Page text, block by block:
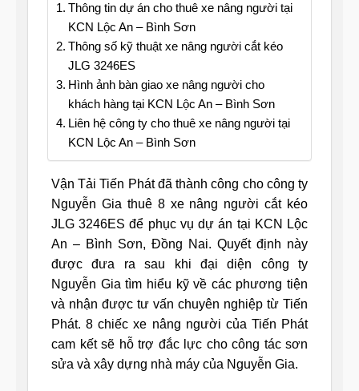
Thông tin dự án cho thuê xe nâng người tại
KCN Lộc An – Bình Sơn
Thông số kỹ thuật xe nâng người cắt kéo
JLG 3246ES
Hình ảnh bàn giao xe nâng người cho
khách hàng tại KCN Lộc An – Bình Sơn
Liên hệ công ty cho thuê xe nâng người tại
KCN Lộc An – Bình Sơn
Vận Tải Tiến Phát đã thành công cho công ty
Nguyễn Gia thuê 8 xe nâng người cắt kéo
JLG 3246ES để phục vụ dự án tại KCN Lộc
An – Bình Sơn, Đồng Nai. Quyết định này
được đưa ra sau khi đại diện công ty
Nguyễn Gia tìm hiểu kỹ về các phương tiện
và nhận được tư vấn chuyên nghiệp từ Tiến
Phát. 8 chiếc xe nâng người của Tiến Phát
cam kết sẽ hỗ trợ đắc lực cho công tác sơn
sửa và xây dựng nhà máy của Nguyễn Gia.